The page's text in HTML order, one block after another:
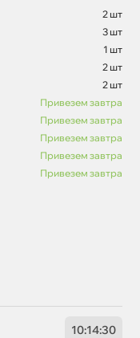
2 шт
3 шт
1 шт
2 шт
2 шт
Привезем завтра
Привезем завтра
Привезем завтра
Привезем завтра
Привезем завтра
10:14:29